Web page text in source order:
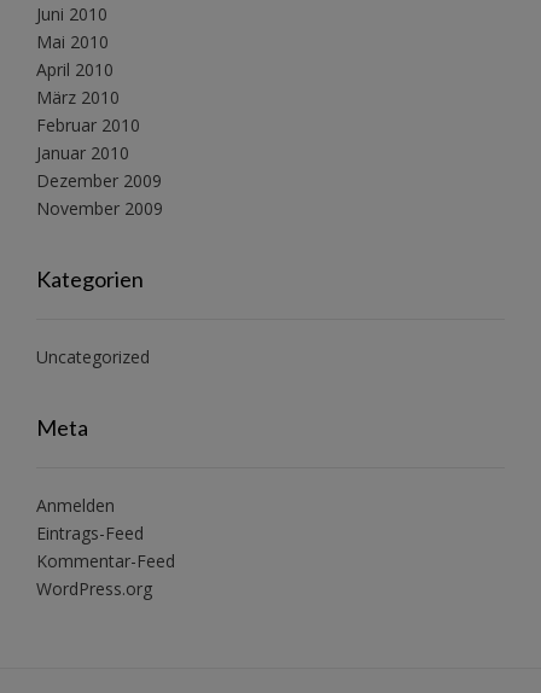
Juni 2010
Mai 2010
April 2010
März 2010
Februar 2010
Januar 2010
Dezember 2009
November 2009
Kategorien
Uncategorized
Meta
Anmelden
Eintrags-Feed
Kommentar-Feed
WordPress.org